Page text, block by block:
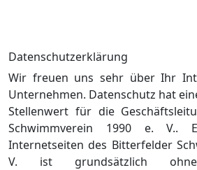
Datenschutzerklärung
Wir freuen uns sehr über Ihr
Unternehmen. Datenschutz hat
Stellenwert für die
Schwimmverein 1990 e. V..
Internetseiten des Bitterfelder
V. ist grundsätzlich